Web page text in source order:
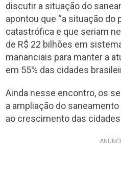
discutir a situação do
apontou que “a situação do
catastrófica e que seriam
de R$ 22 bilhões em
mananciais para manter a
em 55% das cidades
Ainda nesse encontro, os
a ampliação do
ao crescimento das